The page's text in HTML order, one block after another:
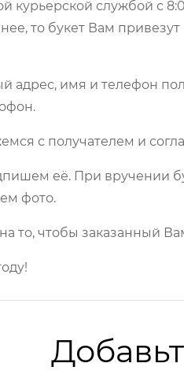
курьерской службой с
то букет Вам
имя и телефон
с получателем и
её. При вручении
фото.
то, чтобы заказанный